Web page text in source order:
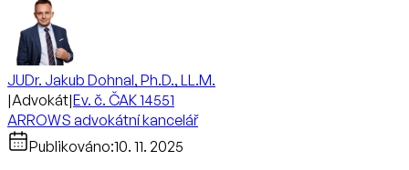
JUDr. Jakub Dohnal, Ph.D., LL.M.
|Advokát|Ev. č. ČAK 14551
ARROWS advokátní kancelář
Publikováno:10. 11. 2025